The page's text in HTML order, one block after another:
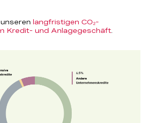
langfristigen CO₂-
Kredit- und Anlagegeschäft